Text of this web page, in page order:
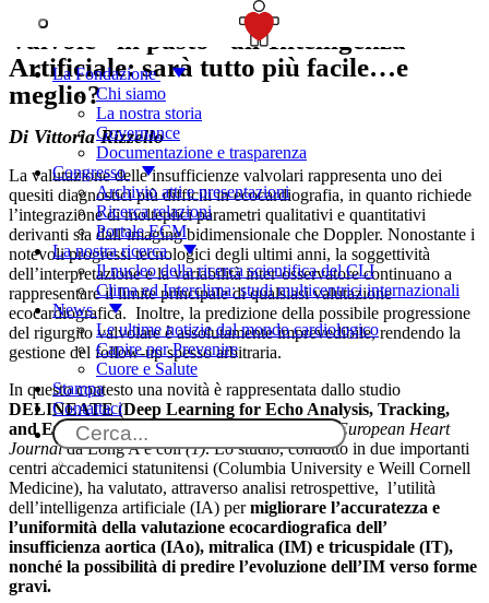
La Fondazione
Chi siamo
La nostra storia
Governance
Documentazione e trasparenza
Congresso
Archivio atti e presentazioni
Ricerca relazioni
Portale ECM
La nostra ricerca
Il nucleo della ricerca scientifica del CLI
Clima ed Interclima: studi multicentrici internazionali
News
Le ultime notizie dal mondo cardiologico
Capire per Prevenire
Cuore e Salute
Stampa
Contattaci
Valvole “in pasto” all’Intelligenza
Artificiale: sarà tutto più facile…e
meglio?
Di Vittoria Rizzello
La valutazione delle insufficienze valvolari rappresenta uno dei
quesiti diagnostici più difficili in ecocardiografia, in quanto richiede
l’integrazione di molteplici parametri qualitativi e quantitativi
derivanti sia dall’imaging bidimensionale che Doppler. Nonostante i
notevoli progressi tecnologici degli ultimi anni, la soggettività
dell’interpretazione e la variabilità inter-osservatore continuano a
rappresentare il limite principale di qualsiasi valutazione
ecocardiografica. Inoltre, la predizione della possibile progressione
del rigurgito valvolare è assolutamente imprevedibile, rendendo la
gestione del follow-up spesso arbitraria.
In questo contesto una novità è rappresentata dallo studio
DELINEATE (Deep Learning for Echo Analysis, Tracking,
and Evaluation), recentemente pubblicato sull’European Heart
Journalda Long A e coll(1). Lo studio, condotto in due importanti
centri accademici statunitensi (Columbia University e Weill Cornell
Medicine), ha valutato, attraverso analisi retrospettive, l’utilità
dell’intelligenza artificiale (IA) permigliorare l’accuratezza e
l’uniformità della valutazione ecocardiografica dell’
insufficienza aortica (IAo), mitralica (IM) e tricuspidale (IT),
nonché la possibilità di predire l’evoluzione dell’IM verso forme
gravi.